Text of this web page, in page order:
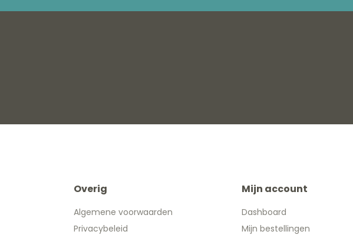
Overig
Algemene voorwaarden
Privacybeleid
Mijn account
Dashboard
Mijn bestellingen